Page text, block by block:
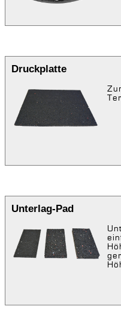
Druckplatte
Unterlag-Pad